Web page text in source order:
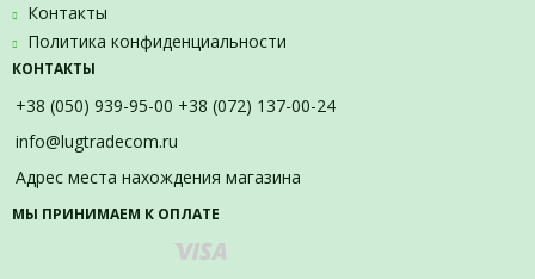
Контакты
Политика конфиденциальности
КОНТАКТЫ
+38 (050) 939-95-00 +38 (072) 137-00-24
info@lugtradecom.ru
Адрес места нахождения магазина
МЫ ПРИНИМАЕМ К ОПЛАТЕ